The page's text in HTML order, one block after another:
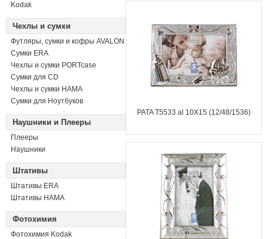
Kodak
Чехлы и сумки
Футляры, сумки и кофры AVALON
Сумки ERA
Чехлы и сумки PORTcase
Сумки для CD
Чехлы и сумки HAMA
Сумки для Ноутбуков
Наушники и Плееры
Плееры
Наушники
Штативы
Штативы ERA
Штативы HAMA
Фотохимия
Фотохимия Kodak
PATA T5533 al 10X15 (12/48/1536)